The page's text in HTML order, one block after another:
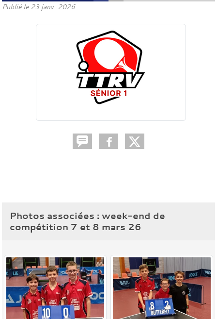
Publié le 23 janv. 2026
Photos associées : week-end de
compétition 7 et 8 mars 26